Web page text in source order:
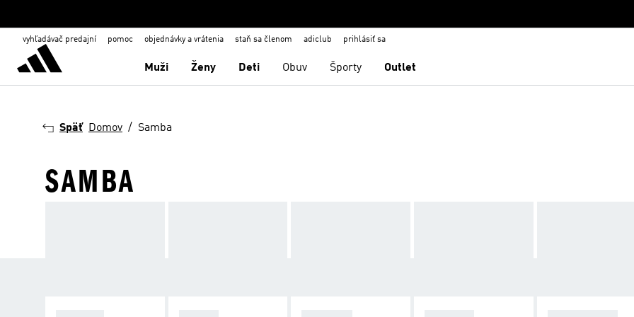
vyhľadávač predajní pomoc objednávky a vrátenia staň sa členom adiclub prihlásiť sa
Muži Ženy Deti Obuv Športy Outlet
Späť Domov Samba
SAMBA